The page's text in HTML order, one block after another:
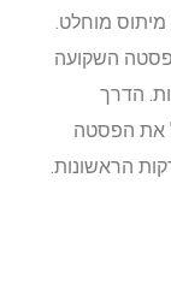
מוחלט.
השקועה
הדרך
הפסטה
הראשונות.